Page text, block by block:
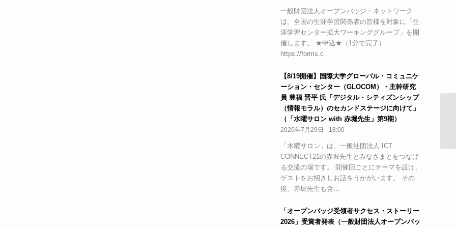
一般財団法人オープンバッジ・ネットワーク
は、全国の生涯学習関係者の皆様を対象に「生
涯学習センター拡大ワーキンググループ」を開
催します。 ★申込★（1分で完了）
https://forms.c…
【8/19開催】国際大学グローバル・コミュニケ
ーション・センター（GLOCOM）・主幹研究
員 豊福 晋平 氏「デジタル・シティズンシップ
（情報モラル）のセカンドステージに向けて」
（「水曜サロン with 赤堀先生」第9期）
2026年7月29日 - 18:00
「水曜サロン」は、一般社団法人 ICT
CONNECT21の赤堀先生とみなさまとをつなげ
る交流の場です。 開催回ごとにテーマを設け、
ゲストをお招きしお話をうかがいます。 その
後、赤堀先生も含…
「オープンバッジ受領者サクセス・ストーリー
2026」受賞者発表（一般財団法人オープンバッ